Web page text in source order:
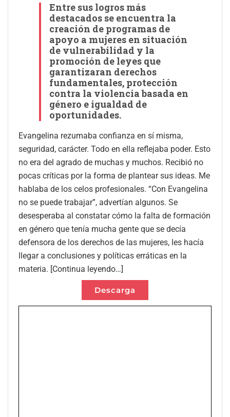
Entre sus logros más
destacados se encuentra la
creación de programas de
apoyo a mujeres en situación
de vulnerabilidad y la
promoción de leyes que
garantizaran derechos
fundamentales, protección
contra la violencia basada en
género e igualdad de
oportunidades.
Evangelina rezumaba confianza en sí misma,
seguridad, carácter. Todo en ella reflejaba poder. Esto
no era del agrado de muchas y muchos. Recibió no
pocas críticas por la forma de plantear sus ideas. Me
hablaba de los celos profesionales. “Con Evangelina
no se puede trabajar”, advertían algunos. Se
desesperaba al constatar cómo la falta de formación
en género que tenía mucha gente que se decía
defensora de los derechos de las mujeres, les hacía
llegar a conclusiones y políticas erráticas en la
materia. [Continua leyendo…]
Descarga